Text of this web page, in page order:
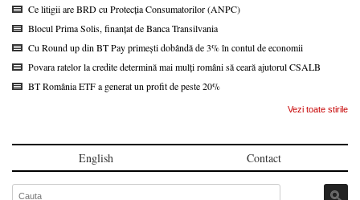
Ce litigii are BRD cu Protecția Consumatorilor (ANPC)
Blocul Prima Solis, finanțat de Banca Transilvania
Cu Round up din BT Pay primești dobândă de 3% în contul de economii
Povara ratelor la credite determină mai mulți români să ceară ajutorul CSALB
BT România ETF a generat un profit de peste 20%
Vezi toate stirile
English Contact